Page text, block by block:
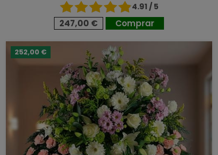
4.91 / 5
247,00 € Comprar
252,00 €